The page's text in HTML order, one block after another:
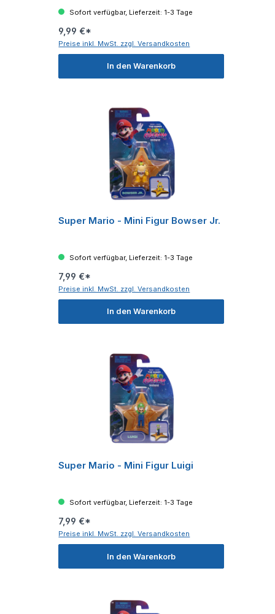
Sofort verfügbar, Lieferzeit: 1-3 Tage
9,99 €*
Preise inkl. MwSt. zzgl. Versandkosten
In den Warenkorb
Super Mario - Mini Figur Bowser Jr.
Sofort verfügbar, Lieferzeit: 1-3 Tage
7,99 €*
Preise inkl. MwSt. zzgl. Versandkosten
In den Warenkorb
Super Mario - Mini Figur Luigi
Sofort verfügbar, Lieferzeit: 1-3 Tage
7,99 €*
Preise inkl. MwSt. zzgl. Versandkosten
In den Warenkorb